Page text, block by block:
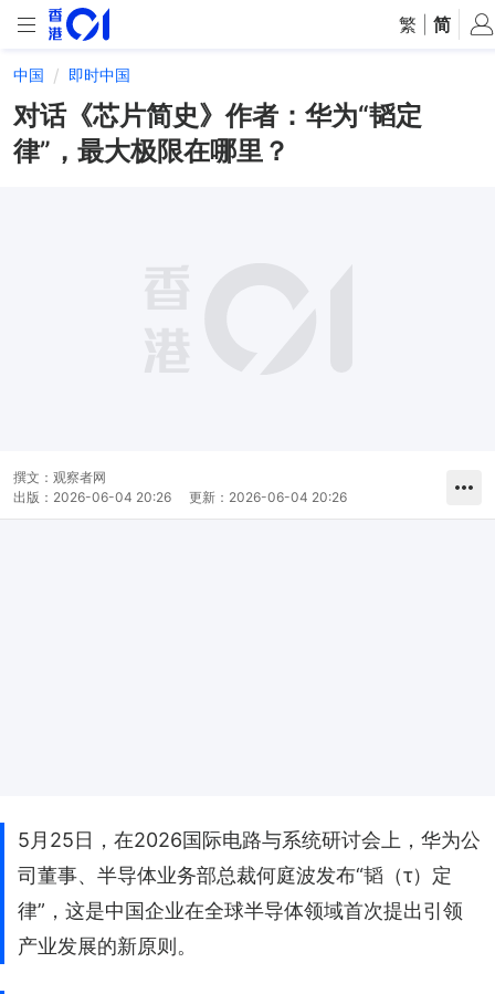
繁 简
中国 即时中国
对话《芯片简史》作者：华为“韬定
律”，最大极限在哪里？
撰文： 观察者网
出版： 2026-06-04 20:26 更新： 2026-06-04 20:26
5月25日，在2026国际电路与系统研讨会上，华为公
司董事、半导体业务部总裁何庭波发布“韬（τ）定
律”，这是中国企业在全球半导体领域首次提出引领
产业发展的新原则。